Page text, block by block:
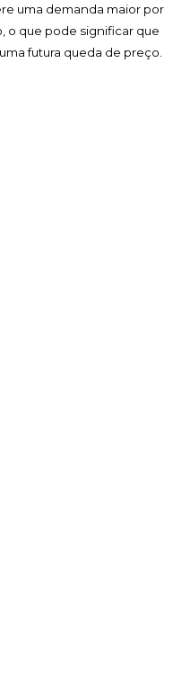
uma demanda maior por
o que pode significar que
futura queda de preço.